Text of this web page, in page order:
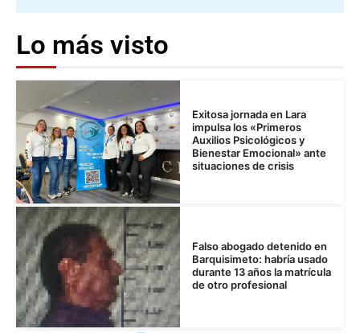
Lo más visto
Exitosa jornada en Lara
impulsa los «Primeros
Auxilios Psicológicos y
Bienestar Emocional» ante
situaciones de crisis
Falso abogado detenido en
Barquisimeto: habría usado
durante 13 años la matrícula
de otro profesional